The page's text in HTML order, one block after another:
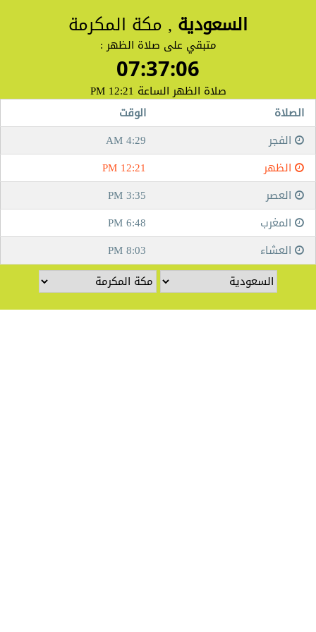
السعودية , مكة المكرمة
متبقي على صلاة الظهر :
07:37:06
صلاة الظهر الساعة 12:21 PM
الصلاة
الوقت
الفجر
4:29 AM
الظهر
12:21 PM
العصر
3:35 PM
المغرب
6:48 PM
العشاء
8:03 PM